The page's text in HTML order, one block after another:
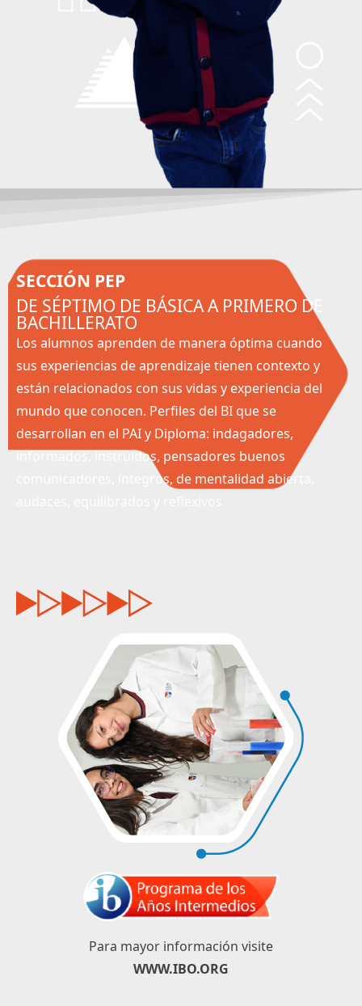
SECCIÓN PEP
DE SÉPTIMO DE BÁSICA A PRIMERO DE
BACHILLERATO
Los alumnos aprenden de manera óptima cuando
sus experiencias de aprendizaje tienen contexto y
están relacionados con sus vidas y experiencia del
mundo que conocen. Perfiles del BI que se
desarrollan en el PAI y Diploma: indagadores,
informados, instruidos, pensadores buenos
comunicadores, íntegros, de mentalidad abierta,
Para mayor información visite
WWW.IBO.ORG